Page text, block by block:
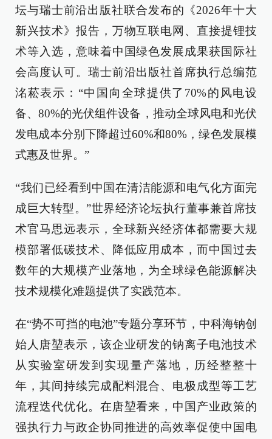
坛与瑞士前沿出版社联合发布的《2026年十大
新兴技术》报告，万物互联电网、直接提锂技
术等入选，意味着中国绿色发展成果获国际社
会高度认可。瑞士前沿出版社首席执行总编范
洺菘表示：“中国向全球提供了70%的风电设
备、80%的光伏组件设备，推动全球风电和光伏
发电成本分别下降超过60%和80%，绿色发展模
式惠及世界。”
“我们已经看到中国在清洁能源和电气化方面完
成巨大转型。”世界经济论坛执行董事兼首席技
术官马思远表示，全球新兴经济体都需要大规
模部署低碳技术、降低应用成本，而中国过去
数年的大规模产业落地，为全球绿色能源解决
技术规模化难题提供了实践范本。
在“势不可挡的电池”专题分享环节，中科海钠创
始人唐堃表示，该企业研发的钠离子电池技术
从实验室研发到实现量产落地，历经整整十
年，其间持续完成配料混合、电极成型等工艺
流程迭代优化。在唐堃看来，中国产业政策的
强执行力与政企协同推进的高效率促使中国电